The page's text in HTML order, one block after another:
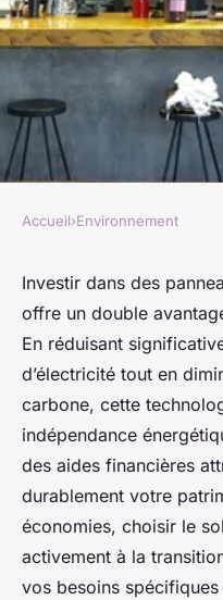
10 raisons
panneaux
Thomas•17 octobre 2025•
Accueil›Environnement
Investir dans des
offre un double
En réduisant
d’électricité tout en
carbone, cette
indépendance
des aides financières
durablement votre
économies, choisir le
activement à la
vos besoins